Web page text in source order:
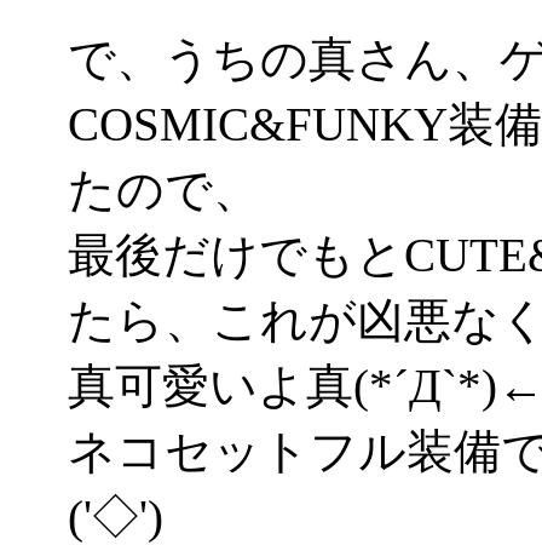
で、うちの真さん、
COSMIC&FUNKY装
たので、
最後だけでもと
たら、これが凶悪な
真可愛いよ真
ネコセットフル装備
('◇')ゞ